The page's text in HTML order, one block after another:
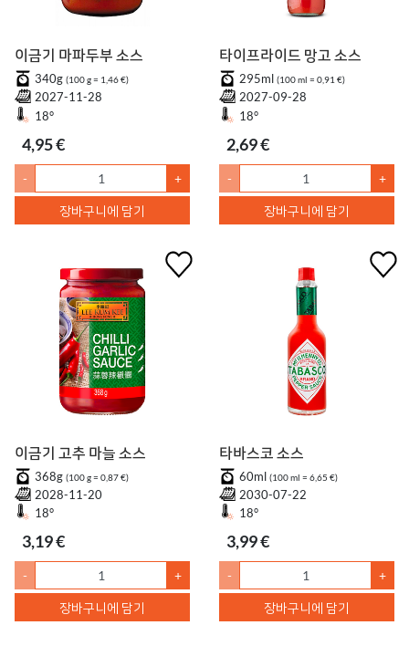
이금기 마파두부 소스
340g (100 g = 1,46 €)
2027-11-28
18°
4,95 €
- +
장바구니에 담기
타이프라이드 망고 소스
295ml (100 ml = 0,91 €)
2027-09-28
18°
2,69 €
- +
장바구니에 담기
이금기 고추 마늘 소스
368g (100 g = 0,87 €)
2028-11-20
18°
3,19 €
- +
장바구니에 담기
타바스코 소스
60ml (100 ml = 6,65 €)
2030-07-22
18°
3,99 €
- +
장바구니에 담기